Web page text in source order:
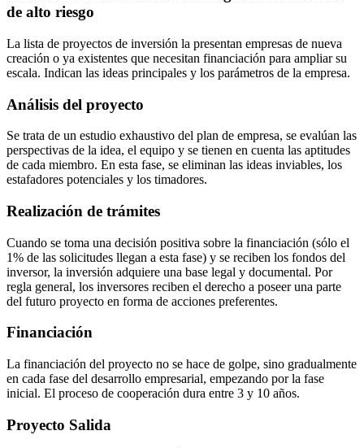
de alto riesgo
La lista de proyectos de inversión la presentan empresas de nueva
creación o ya existentes que necesitan financiación para ampliar su
escala. Indican las ideas principales y los parámetros de la empresa.
Análisis del proyecto
Se trata de un estudio exhaustivo del plan de empresa, se evalúan las
perspectivas de la idea, el equipo y se tienen en cuenta las aptitudes
de cada miembro. En esta fase, se eliminan las ideas inviables, los
estafadores potenciales y los timadores.
Realización de trámites
Cuando se toma una decisión positiva sobre la financiación (sólo el
1% de las solicitudes llegan a esta fase) y se reciben los fondos del
inversor, la inversión adquiere una base legal y documental. Por
regla general, los inversores reciben el derecho a poseer una parte
del futuro proyecto en forma de acciones preferentes.
Financiación
La financiación del proyecto no se hace de golpe, sino gradualmente
en cada fase del desarrollo empresarial, empezando por la fase
inicial. El proceso de cooperación dura entre 3 y 10 años.
Proyecto Salida